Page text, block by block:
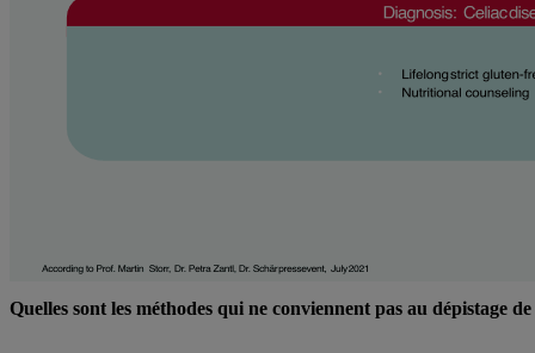
Quelles sont les méthodes qui ne conviennent pas au dépistage